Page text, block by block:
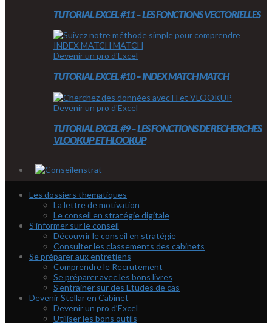
TUTORIAL EXCEL #11 – LES FONCTIONS VECTORIELLES
Devenir un pro d'Excel
TUTORIAL EXCEL #10 – INDEX MATCH MATCH
Devenir un pro d'Excel
TUTORIAL EXCEL #9 – LES FONCTIONS DE RECHERCHES
VLOOKUP ET HLOOKUP
Les dossiers thematiques
La lettre de motivation
Le conseil en stratégie digitale
S’informer sur le conseil
Découvrir le conseil en stratégie
Consulter les classements des cabinets
Se préparer aux entretiens
Comprendre le Recrutement
Se préparer avec les bons livres
S’entrainer sur des Etudes de cas
Devenir Stellar en Cabinet
Devenir un pro d’Excel
Utiliser les bons outils